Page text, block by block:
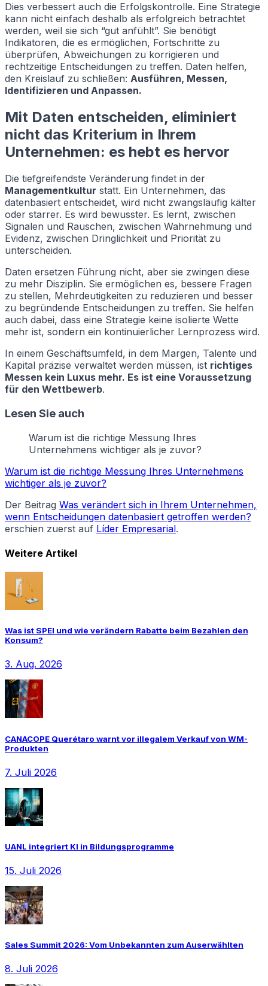
Dies verbessert auch die Erfolgskontrolle. Eine Strategie
kann nicht einfach deshalb als erfolgreich betrachtet
werden, weil sie sich “gut anfühlt”. Sie benötigt
Indikatoren, die es ermöglichen, Fortschritte zu
überprüfen, Abweichungen zu korrigieren und
rechtzeitige Entscheidungen zu treffen. Daten helfen,
den Kreislauf zu schließen: Ausführen, Messen,
Identifizieren und Anpassen.
Mit Daten entscheiden, eliminiert
nicht das Kriterium in Ihrem
Unternehmen: es hebt es hervor
Die tiefgreifendste Veränderung findet in der
Managementkultur statt. Ein Unternehmen, das
datenbasiert entscheidet, wird nicht zwangsläufig kälter
oder starrer. Es wird bewusster. Es lernt, zwischen
Signalen und Rauschen, zwischen Wahrnehmung und
Evidenz, zwischen Dringlichkeit und Priorität zu
unterscheiden.
Daten ersetzen Führung nicht, aber sie zwingen diese
zu mehr Disziplin. Sie ermöglichen es, bessere Fragen
zu stellen, Mehrdeutigkeiten zu reduzieren und besser
zu begründende Entscheidungen zu treffen. Sie helfen
auch dabei, dass eine Strategie keine isolierte Wette
mehr ist, sondern ein kontinuierlicher Lernprozess wird.
In einem Geschäftsumfeld, in dem Margen, Talente und
Kapital präzise verwaltet werden müssen, ist richtiges
Messen kein Luxus mehr. Es ist eine Voraussetzung
für den Wettbewerb.
Lesen Sie auch
Warum ist die richtige Messung Ihres
Unternehmens wichtiger als je zuvor?
Warum ist die richtige Messung Ihres Unternehmens
wichtiger als je zuvor?
Der Beitrag Was verändert sich in Ihrem Unternehmen,
wenn Entscheidungen datenbasiert getroffen werden?
erschien zuerst auf Líder Empresarial.
Weitere Artikel
Was ist SPEI und wie verändern Rabatte beim Bezahlen den
Konsum?
3. Aug. 2026
CANACOPE Querétaro warnt vor illegalem Verkauf von WM-
Produkten
7. Juli 2026
UANL integriert KI in Bildungsprogramme
15. Juli 2026
Sales Summit 2026: Vom Unbekannten zum Auserwählten
8. Juli 2026